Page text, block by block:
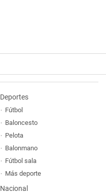
Deportes
Fútbol
Baloncesto
Pelota
Balonmano
Fútbol sala
Más deporte
Nacional